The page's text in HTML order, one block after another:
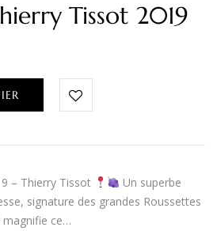
Tissot 2019
– Thierry Tissot
Un superbe
signature des grandes Roussettes
magnifie ce…